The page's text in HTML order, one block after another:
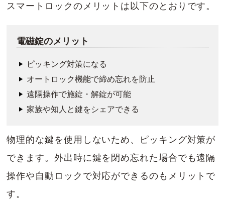
スマートロックのメリットは以下のとおりです。
電磁錠のメリット
ピッキング対策になる
オートロック機能で締め忘れを防止
遠隔操作で施錠・解錠が可能
家族や知人と鍵をシェアできる
物理的な鍵を使用しないため、ピッキング対策が
できます。外出時に鍵を閉め忘れた場合でも遠隔
操作や自動ロックで対応ができるのもメリットで
す。